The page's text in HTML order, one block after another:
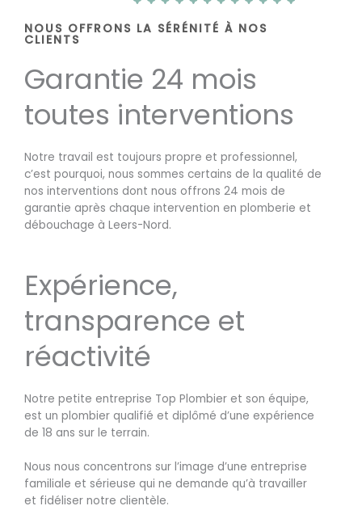
NOUS OFFRONS LA SÉRÉNITÉ À NOS
CLIENTS
Garantie 24 mois
toutes interventions
Notre travail est toujours propre et professionnel,
c’est pourquoi, nous sommes certains de la qualité de
nos interventions dont nous offrons 24 mois de
garantie après chaque intervention en plomberie et
débouchage à Leers-Nord.
Expérience,
transparence et
réactivité
Notre petite entreprise Top Plombier et son équipe,
est un plombier qualifié et diplômé d’une expérience
de 18 ans sur le terrain.
Nous nous concentrons sur l’image d’une entreprise
familiale et sérieuse qui ne demande qu’à travailler
et fidéliser notre clientèle.